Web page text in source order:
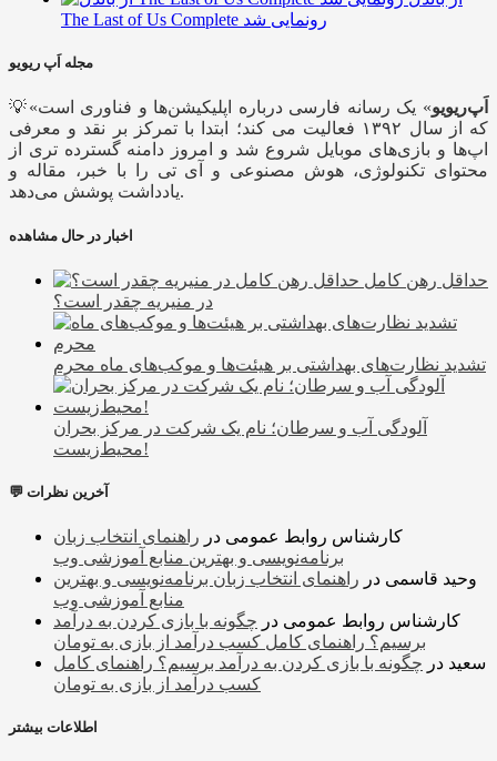
The Last of Us Complete رونمایی شد
مجله اَپ ریویو
💡« اَپ‌ریویو» یک رسانه فارسی درباره اپلیکیشن‌ها و فناوری است
که از سال ۱۳۹۲ فعالیت می کند؛ ابتدا با تمرکز بر نقد و معرفی
اپ‌ها و بازی‌های موبایل شروع شد و امروز دامنه گسترده تری از
محتوای تکنولوژی، هوش مصنوعی و آی تی را با خبر، مقاله و
یادداشت پوشش می‌دهد.
اخبار در حال مشاهده
حداقل رهن کامل
در منیریه چقدر است؟
تشدید نظارت‌های بهداشتی بر هیئت‌ها و موکب‌های ماه محرم
آلودگی آب و سرطان؛ نام یک شرکت در مرکز بحران
محیط‌زیست!
💬 آخرین نظرات
کارشناس روابط عمومی در راهنمای انتخاب زبان
برنامه‌نویسی و بهترین منابع آموزشی وب
وحید قاسمی در راهنمای انتخاب زبان برنامه‌نویسی و بهترین
منابع آموزشی وب
کارشناس روابط عمومی در چگونه با بازی کردن به درآمد
برسیم؟ راهنمای کامل کسب درآمد از بازی به تومان
سعید در چگونه با بازی کردن به درآمد برسیم؟ راهنمای کامل
کسب درآمد از بازی به تومان
اطلاعات بیشتر